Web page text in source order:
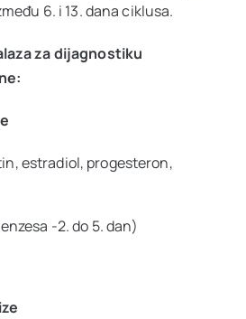
6. i 13. dana ciklusa.
za dijagnostiku
estradiol, progesteron,
-2. do 5. dan)